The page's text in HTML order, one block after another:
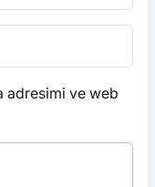
adresimi ve web